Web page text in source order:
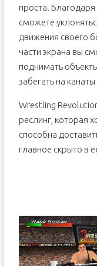
проста.
сможете
движения своего
части экрана вы
поднимать
забегать на канаты
Wrestling
реслинг, которая
способна
главное скрыто в